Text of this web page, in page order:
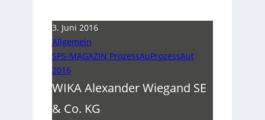
3. Juni 2016
Allgemein
SPS-MAGAZIN ProzessAuProzessAut
2016
WIKA Alexander Wiegand SE
& Co. KG